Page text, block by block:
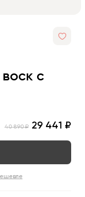
с
40 890 ₽ 29 441 ₽